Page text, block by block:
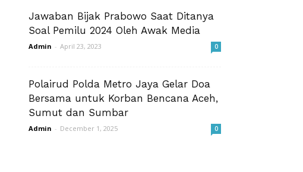
Jawaban Bijak Prabowo Saat Ditanya
Soal Pemilu 2024 Oleh Awak Media
Admin - April 23, 2023 0
Polairud Polda Metro Jaya Gelar Doa
Bersama untuk Korban Bencana Aceh,
Sumut dan Sumbar
Admin - December 1, 2025 0